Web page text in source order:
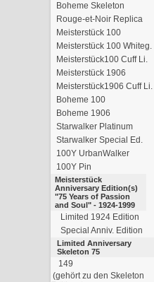
Boheme Skeleton
Rouge-et-Noir Replica
Meisterstück 100
Meisterstück 100 Whiteg.
Meisterstück100 Cuff Li.
Meisterstück 1906
Meisterstück1906 Cuff Li.
Boheme 100
Boheme 1906
Starwalker Platinum
Starwalker Special Ed.
100Y UrbanWalker
100Y Pin
Meisterstück
Anniversary Edition(s)
"75 Years of Passion
and Soul" - 1924-1999
Limited 1924 Edition
Special Anniv. Edition
Limited Anniversary
Skeleton 75
149
(gehört zu den Skeleton